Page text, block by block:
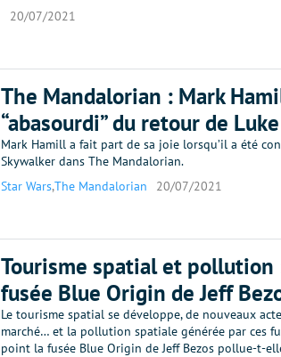
20/07/2021
The Mandalorian : Mark
“abasourdi” du retour de
Mark Hamill a fait part de sa joie lorsqu’il a été
Skywalker dans The Mandalorian.
Star Wars,The Mandalorian 20/07/2021
Tourisme spatial et
fusée Blue Origin de Jeff
Le tourisme spatial se développe, de nouveaux
marché… et la pollution spatiale générée par ces
point la fusée Blue Origin de Jeff Bezos pollue-t-